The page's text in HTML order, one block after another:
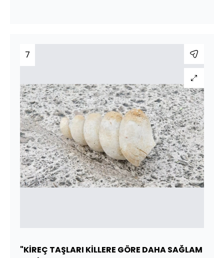
7
"KİREÇ TAŞLARI KİLLERE GÖRE DAHA SAĞLAM